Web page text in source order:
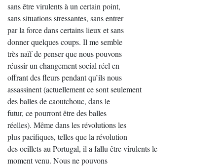
sans être virulents à un certain point,
sans situations stressantes, sans entrer
par la force dans certains lieux et sans
donner quelques coups. Il me semble
très naïf de penser que nous pouvons
réussir un changement social réel en
offrant des fleurs pendant qu’ils nous
assassinent (actuellement ce sont seulement
des balles de caoutchouc, dans le
futur, ce pourront être des balles
réelles). Même dans les révolutions les
plus pacifiques, telles que la révolution
des oeillets au Portugal, il a fallu être virulents le
moment venu. Nous ne pouvons